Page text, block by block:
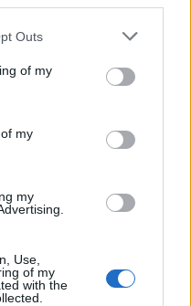
Outs
of my
my
my
Use,
of my
with the
után
a kánikula